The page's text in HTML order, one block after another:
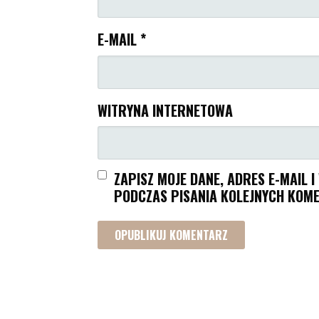
E-MAIL *
WITRYNA INTERNETOWA
ZAPISZ MOJE DANE, ADRES E-MAIL
PODCZAS PISANIA KOLEJNYCH